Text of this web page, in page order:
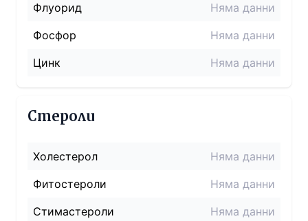
Флуорид
Няма данни
Фосфор
Няма данни
Цинк
Няма данни
Стероли
Холестерол
Няма данни
Фитостероли
Няма данни
Стимастероли
Няма данни